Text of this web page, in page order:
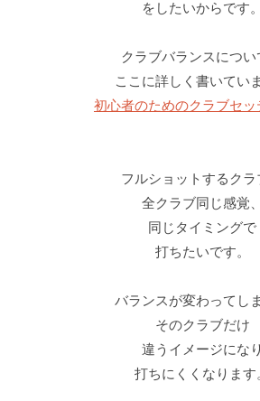
をしたいからです。
クラブバランスについ
ここに詳しく書いていま
初心者のためのクラブセッ
フルショットするクラ
全クラブ同じ感覚、
同じタイミングで
打ちたいです。
バランスが変わってし
そのクラブだけ
違うイメージになり
打ちにくくなります